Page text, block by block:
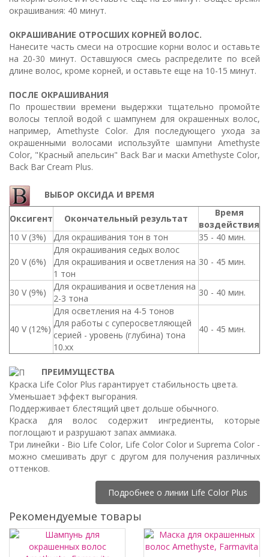
окрашивания: 40 минут.
ОКРАШИВАНИЕ ОТРОСШИХ КОРНЕЙ ВОЛОС.
Нанесите часть смеси на отросшие корни волос и оставьте
на 20-30 минут. Оставшуюся смесь распределите по всей
длине волос, кроме корней, и оставьте еще на 10-15 минут.
ПОСЛЕ ОКРАШИВАНИЯ
По прошествии времени выдержки тщательно промойте
волосы теплой водой с шампунем для окрашенных волос,
например, Amethyste Color. Для последующего ухода за
окрашенными волосами используйте шампуни Amethyste
Color, "Красный апельсин" Back Bar и маски Amethyste Color,
Back Bar Cream Plus.
ВЫБОР ОКСИДА И ВРЕМЯ
Оксигент Окончательный результат
Время
воздействия
10 V (3%)
Для окрашивания тон в тон 35 - 40 мин.
20 V (6%)
Для окрашивания седых волос
Для окрашивания и осветления на
1 тон
30 - 45 мин.
30 V (9%)
Для окрашивания и осветления на
2-3 тона
30 - 40 мин.
40 V (12%)
Для осветления на 4-5 тонов
Для работы с суперосветляющей
серией - уровень (глубина) тона
10.хх
40 - 45 мин.
ПРЕИМУЩЕСТВА
Краска Life Color Plus гарантирует стабильность цвета.
Уменьшает эффект выгорания.
Поддерживает блестящий цвет дольше обычного.
Краска для волос содержит ингредиенты, которые
поглощают и разрушают запах аммиака.
Три линейки - Bio Life Color, Life Color Color и Suprema Color -
можно смешивать друг с другом для получения различных
оттенков.
Подробнее о линии Life Color Plus
Рекомендуемые товары